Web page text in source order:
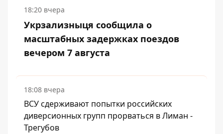
18:20 вчера
Укрзализныця сообщила о
масштабных задержках поездов
вечером 7 августа
18:08 вчера
ВСУ сдерживают попытки российских
диверсионных групп прорваться в Лиман -
Трегубов